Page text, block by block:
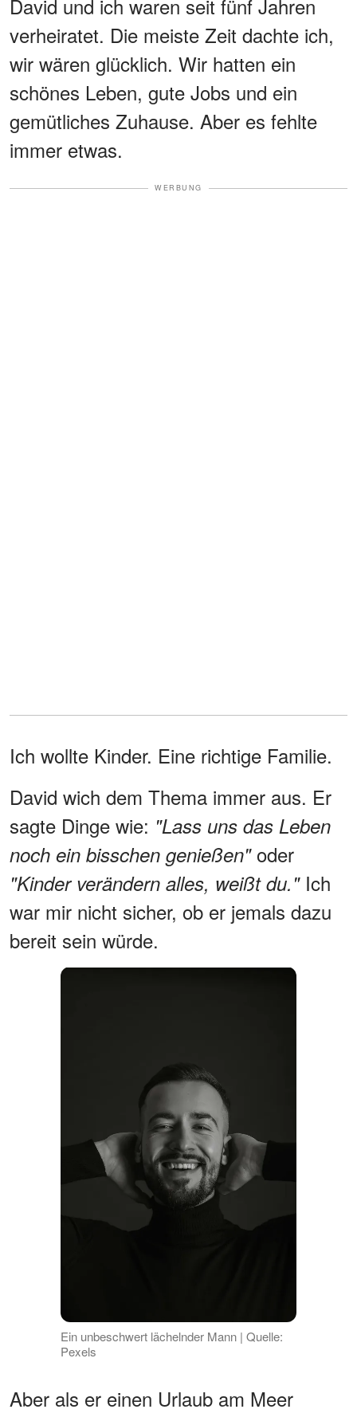
David und ich waren seit fünf Jahren
verheiratet. Die meiste Zeit dachte ich,
wir wären glücklich. Wir hatten ein
schönes Leben, gute Jobs und ein
gemütliches Zuhause. Aber es fehlte
immer etwas.
WERBUNG
Ich wollte Kinder. Eine richtige Familie.
David wich dem Thema immer aus. Er
sagte Dinge wie: "Lass uns das Leben
noch ein bisschen genießen"oder
"Kinder verändern alles, weißt du." Ich
war mir nicht sicher, ob er jemals dazu
bereit sein würde.
Ein unbeschwert lächelnder Mann | Quelle:
Pexels
Aber als er einen Urlaub am Meer